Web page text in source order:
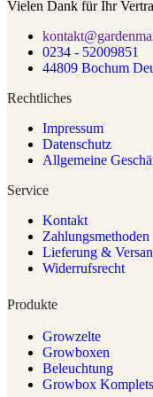
Vielen Dank für Ihr
0234 - 52009851
44809 Bochum
Rechtliches
Impressum
Datenschutz
Allgemeine
Service
Kontakt
Zahlungsmethoden
Lieferung &
Widerrufsrecht
Produkte
Growzelte
Growboxen
Beleuchtung
Growbox